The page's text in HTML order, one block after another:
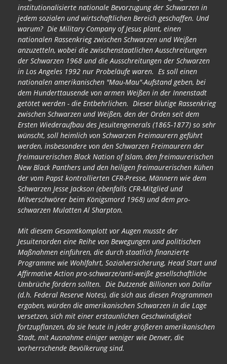
institutionalisierte nationale Bevorzugung der Schwarzen in
jedem sozialen und wirtschaftlichen Bereich geschaffen. Und
warum? Die Military Company of Jesus plant, einen
nationalen Rassenkrieg zwischen Schwarzen und Weißen
anzuzetteln, wobei die zwischenstaatlichen Ausschreitungen
der Schwarzen 1968 und die Ausschreitungen der Schwarzen
in Los Angeles 1992 nur Probeläufe waren. Es soll einen
nationalen amerikanischen "Mau-Mau"-Aufstand geben, bei
dem Hunderttausende von armen Weißen in der Innenstadt
getötet werden - die Entbehrlichen. Dieser blutige Rassenkrieg
zwischen Schwarzen und Weißen, den der Orden seit dem
Ersten Wiederaufbau des Jesuitengenerals (1865-1877) so sehr
wünscht, soll heimlich von Schwarzen Freimaurern geführt
werden, insbesondere von den Schwarzen Freimaurern der
freimaurerischen Black Nation of Islam, den freimaurerischen
New Black Panthers und den heiligen freimaurerischen Kühen
der vom Papst kontrollierten CFR-Presse, Männern wie dem
Schwarzen Jesse Jackson (ebenfalls CFR-Mitglied und
Mitverschwörer beim Königsmord 1968) und dem pro-
schwarzen Mulatten Al Sharpton.
Mit diesem Gesamtkomplott vor Augen musste der
Jesuitenorden eine Reihe von Bewegungen und politischen
Maßnahmen einführen, die durch staatlich finanzierte
Programme wie Wohlfahrt, Sozialversicherung, Head Start und
Affirmative Action pro-schwarze/anti-weiße gesellschaftliche
Umbrüche fördern sollten. Die Dutzende Billionen von Dollar
(d.h. Federal Reserve Notes), die sich aus diesen Programmen
ergaben, würden die amerikanischen Schwarzen in die Lage
versetzen, sich mit einer erstaunlichen Geschwindigkeit
fortzupflanzen, da sie heute in jeder größeren amerikanischen
Stadt, mit Ausnahme einiger weniger wie Denver, die
vorherrschende Bevölkerung sind.